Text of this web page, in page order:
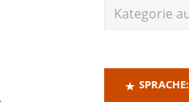
SPRACHE: